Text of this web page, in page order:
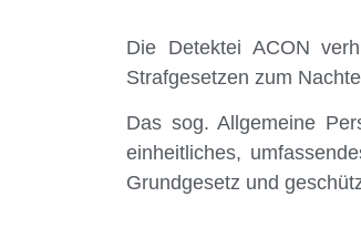
Die Detektei ACON
Strafgesetzen zum
Das sog. Allgemeine
einheitliches,
Grundgesetz und